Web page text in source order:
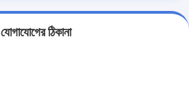
যোগাযোগের ঠিকানা